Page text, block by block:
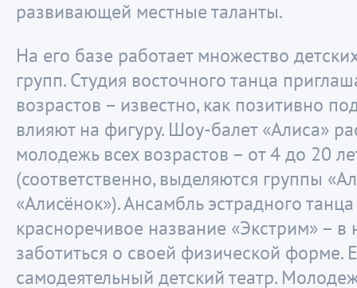
развивающей местные таланты.
На его базе работает множество
групп. Студия восточного танца
возрастов – известно, как позитивно
влияют на фигуру. Шоу-балет «Алиса»
молодежь всех возрастов – от 4 до 20
(соответственно, выделяются группы
«Алисёнок»). Ансамбль эстрадного
красноречивое название «Экстрим» – в
заботиться о своей физической форме.
самодеятельный детский театр.